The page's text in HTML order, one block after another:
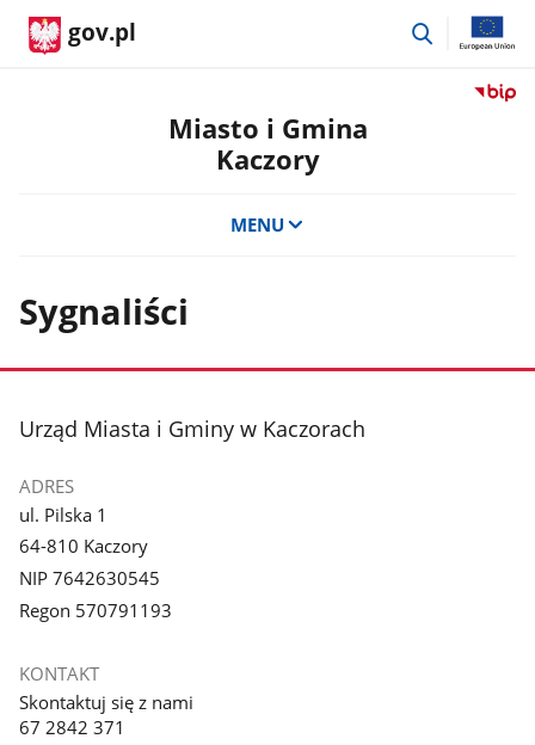
gov.pl
przejdź
Przejdź
Miasto i Gmina
Kaczory
MENU
Sygnaliści
stopka
Urząd Miasta i Gminy w Kaczorach
ADRES
ul. Pilska 1
64-810 Kaczory
NIP 7642630545
Regon 570791193
KONTAKT
Skontaktuj się z nami
67 2842 371